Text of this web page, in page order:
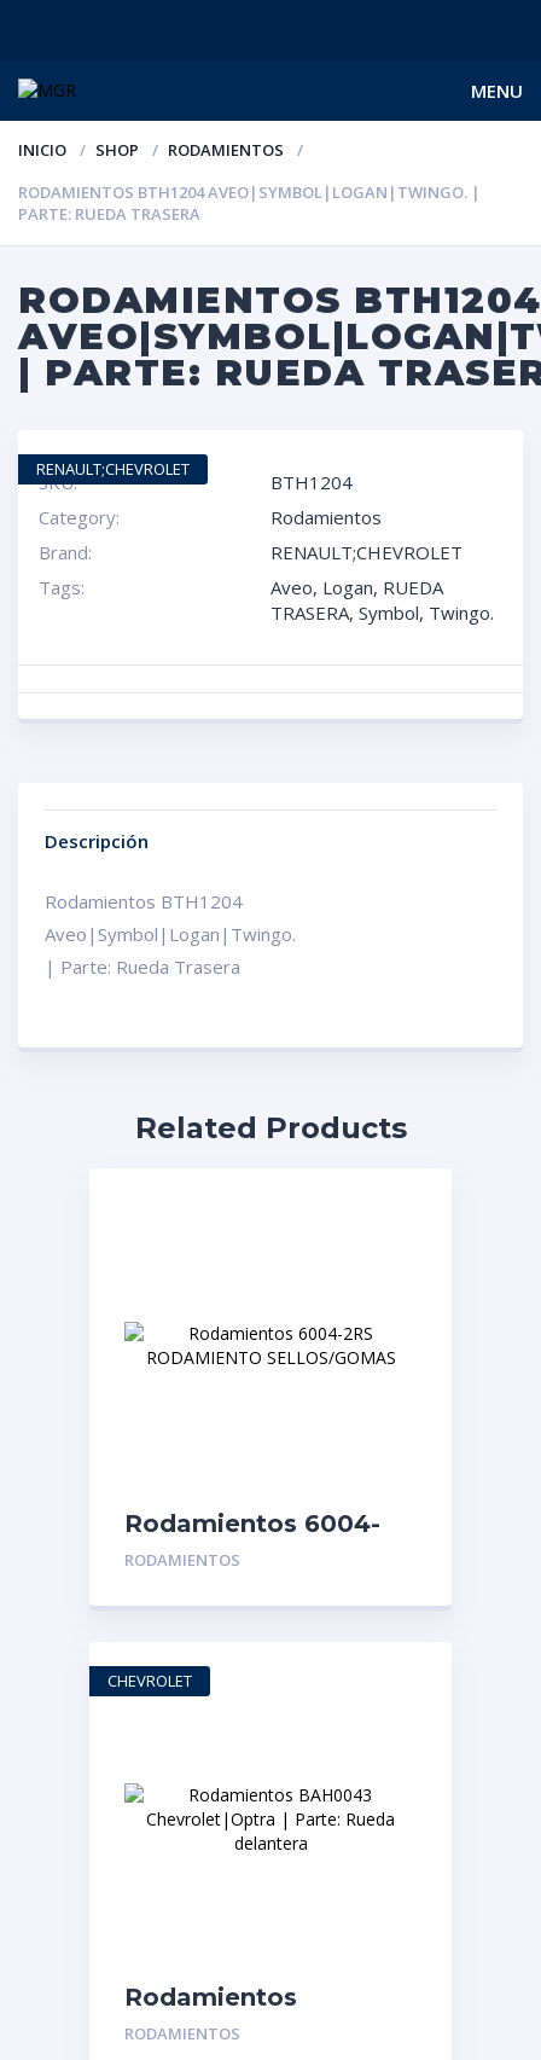
MENU
INICIO SHOP
RODAMIENTOS
RODAMIENTOS BTH1204 AVEO|SYMBOL|LOGAN|TWINGO. |
PARTE: RUEDA TRASERA
RODAMIENTOS BTH1204
| PARTE: RUEDA
SKU:
BTH1204
Category:
Rodamientos
Brand:
RENAULT;CHEVROLET
Tags:
Aveo, Logan, RUEDA
TRASERA, Symbol, Twingo.
RENAULT;CHEVROLET
Descripción
Rodamientos BTH1204
Aveo|Symbol|Logan|Twingo.
| Parte: Rueda Trasera
Related Products
Rodamientos 6004-
2RS RODAMIENTO
RODAMIENTOS
Rodamientos
BAH0043
RODAMIENTOS
CHEVROLET